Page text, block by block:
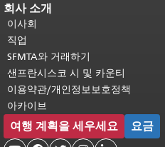
회사 소개
이사회
직업
SFMTA와 거래하기
샌프란시스코 시 및 카운티
이용약관/개인정보보호정책
아카이브
여행 계획을 세우세요 요금